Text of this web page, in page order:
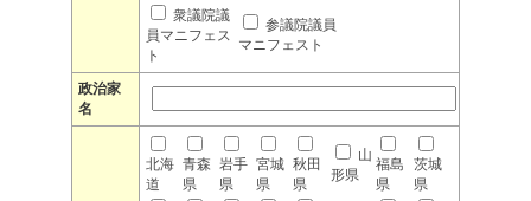
衆議院議
員マニフェス
ト
参議院議員
マニフェスト
政治家
名
北海
道
青森
県
岩手
県
宮城
県
秋田
県
山
形県
福島
県
茨城
県